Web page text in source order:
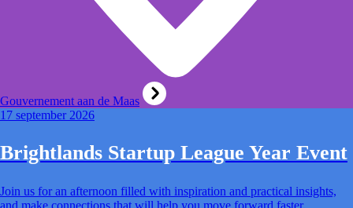
Gouvernement aan de Maas
17 september 2026
Brightlands Startup League Year Event
Join us for an afternoon filled with inspiration and practical insights,
and make connections that will help you move forward faster.